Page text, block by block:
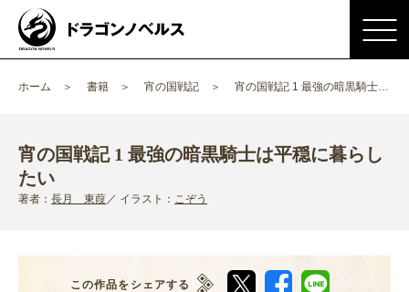
ホーム 書籍 宵の国戦記 宵の国戦記 1 最強の暗黒騎士は平穏に暮らしたい
宵の国戦記 1 最強の暗黒騎士は平穏に暮らし
たい
著者： 長月 東葭 イラスト： こぞう
この作品をシェアする